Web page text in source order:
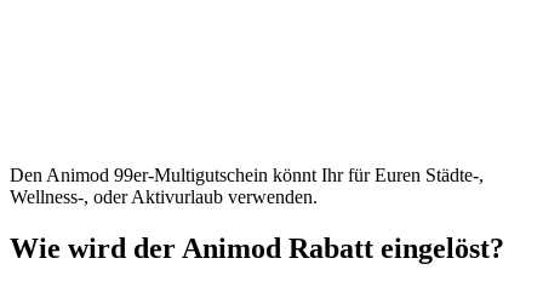
Den Animod 99er-Multigutschein könnt Ihr für Euren Städte-,
Wellness-, oder Aktivurlaub verwenden.
Wie wird der Animod Rabatt eingelöst?